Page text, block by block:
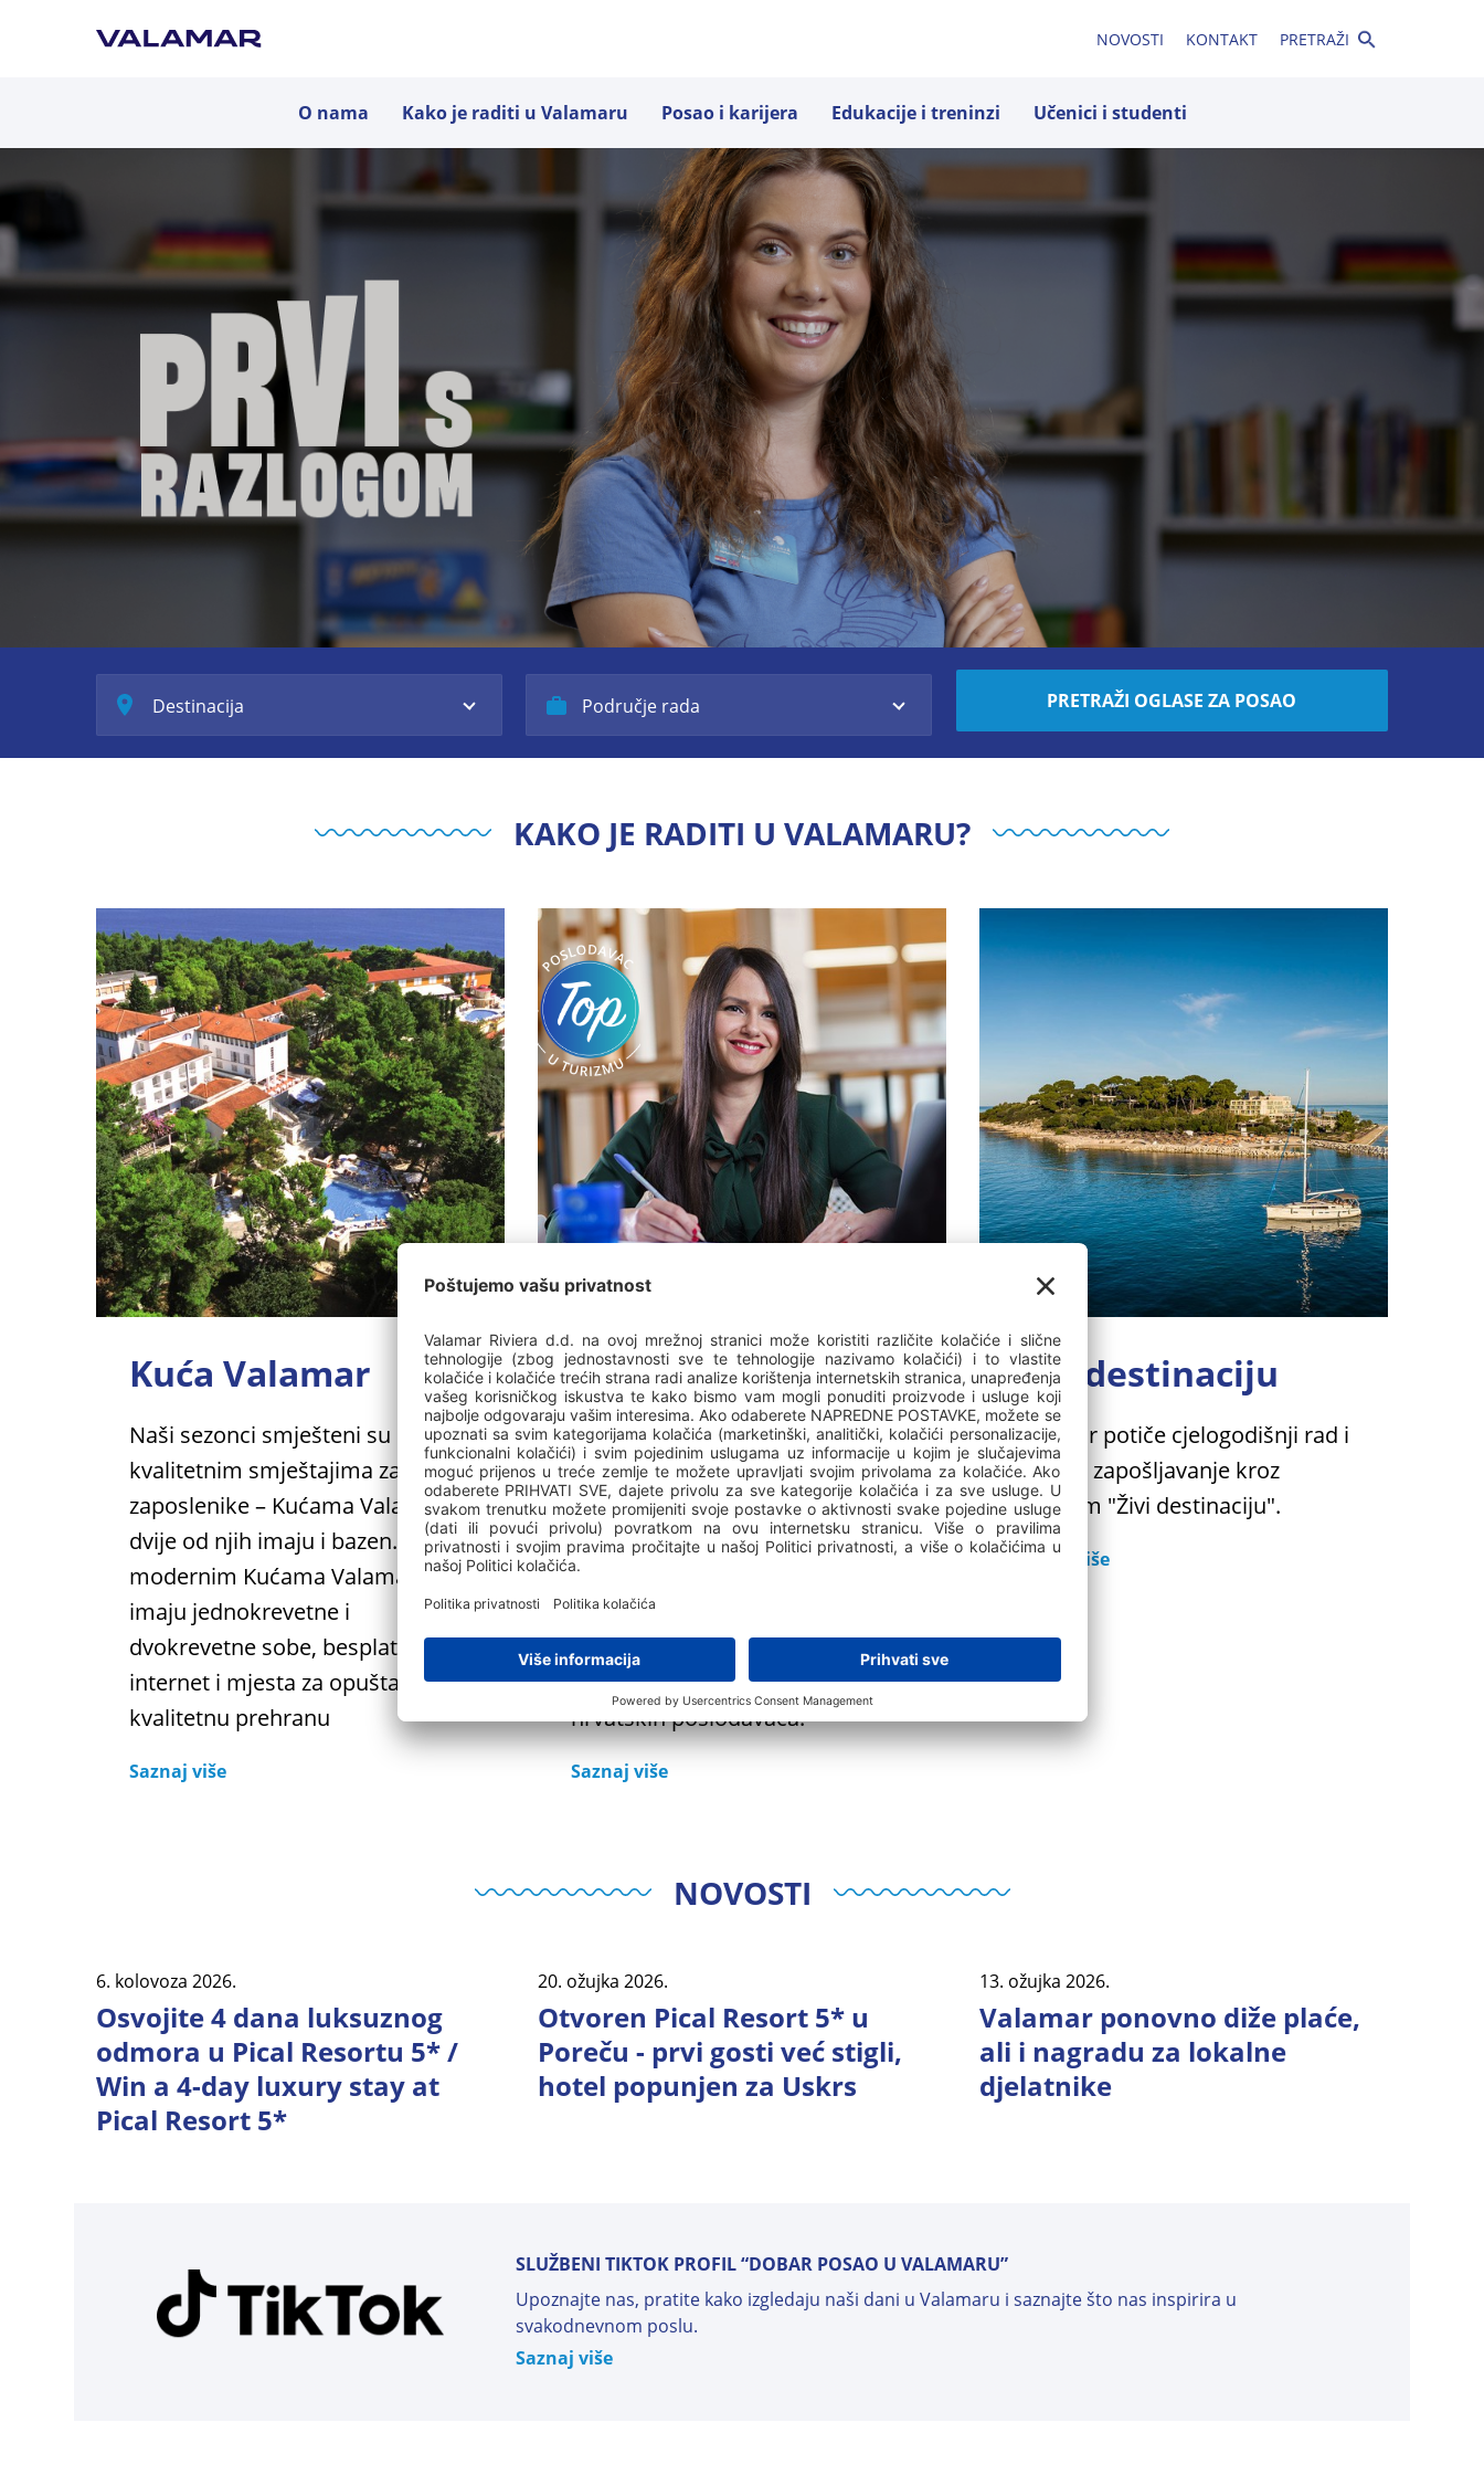
NOVOSTI KONTAKT PRETRAŽI
O nama Kako je raditi u Valamaru Posao i karijera Edukacije i treninzi Učenici i studenti
Destinacija Područje rada PRETRAŽI OGLASE ZA POSAO
KAKO JE RADITI U VALAMARU?
Kuća Valamar
Naši sezonci smješteni su u
kvalitetnim smještajima za
zaposlenike – Kućama Valamar, a
dvije od njih imaju i bazen. U
modernim Kućama Valamar
imaju jednokrevetne i
dvokrevetne sobe, besplatan
internet i mjesta za opuštanje i
kvalitetnu prehranu
Saznaj više
Top poslodavac
Valamar je najveći poslodavac u
hrvatskom turizmu s gotovo 8700
zaposlenika, a ponovno je
proglašen i najpoželjnijim
poslodavcem u turizmu i
ugostiteljstvu te je već devetu
godinu za redom jedina turistička
kompanija na listi 20 najboljih
hrvatskih poslodavaca.
Saznaj više
Živi destinaciju
Valamar potiče cjelogodišnji rad i
lokalno zapošljavanje kroz
program "Živi destinaciju".
Saznaj više
NOVOSTI
6. kolovoza 2026.
Osvojite 4 dana luksuznog
odmora u Pical Resortu 5* /
Win a 4-day luxury stay at
Pical Resort 5*
20. ožujka 2026.
Otvoren Pical Resort 5* u
Poreču - prvi gosti već stigli,
hotel popunjen za Uskrs
13. ožujka 2026.
Valamar ponovno diže plaće,
ali i nagradu za lokalne
djelatnike
SLUŽBENI TIKTOK PROFIL “DOBAR POSAO U VALAMARU”
Upoznajte nas, pratite kako izgledaju naši dani u Valamaru i saznajte što nas inspirira u
svakodnevnom poslu.
Saznaj više